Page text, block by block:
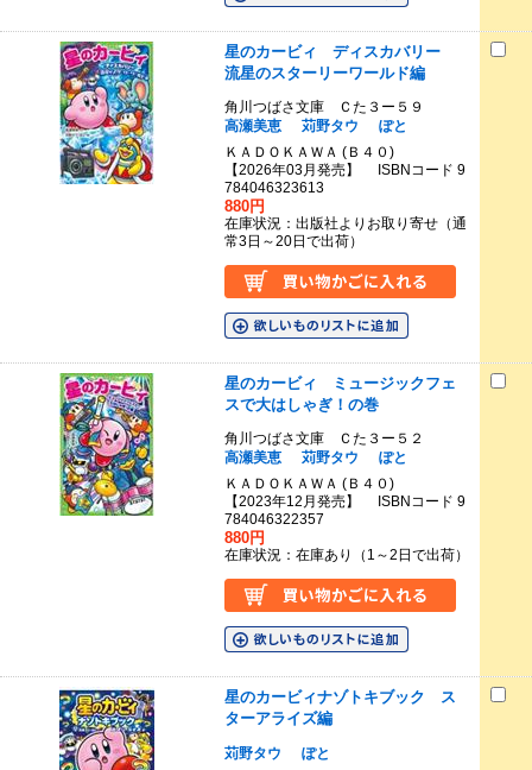
星のカービィ ディスカバリー
流星のスターリーワールド編
角川つばさ文庫 Ｃた３ー５９
高瀬美恵
苅野タウ
ぽと
ＫＡＤＯＫＡＷＡ (Ｂ４０)
【2026年03月発売】 ISBNコード 9
784046323613
880円
在庫状況：出版社よりお取り寄せ（通
常3日～20日で出荷）
星のカービィ ミュージックフェ
スで大はしゃぎ！の巻
角川つばさ文庫 Ｃた３ー５２
高瀬美恵
苅野タウ
ぽと
ＫＡＤＯＫＡＷＡ (Ｂ４０)
【2023年12月発売】 ISBNコード 9
784046322357
880円
在庫状況：在庫あり（1～2日で出荷）
星のカービィナゾトキブック ス
ターアライズ編
苅野タウ
ぽと